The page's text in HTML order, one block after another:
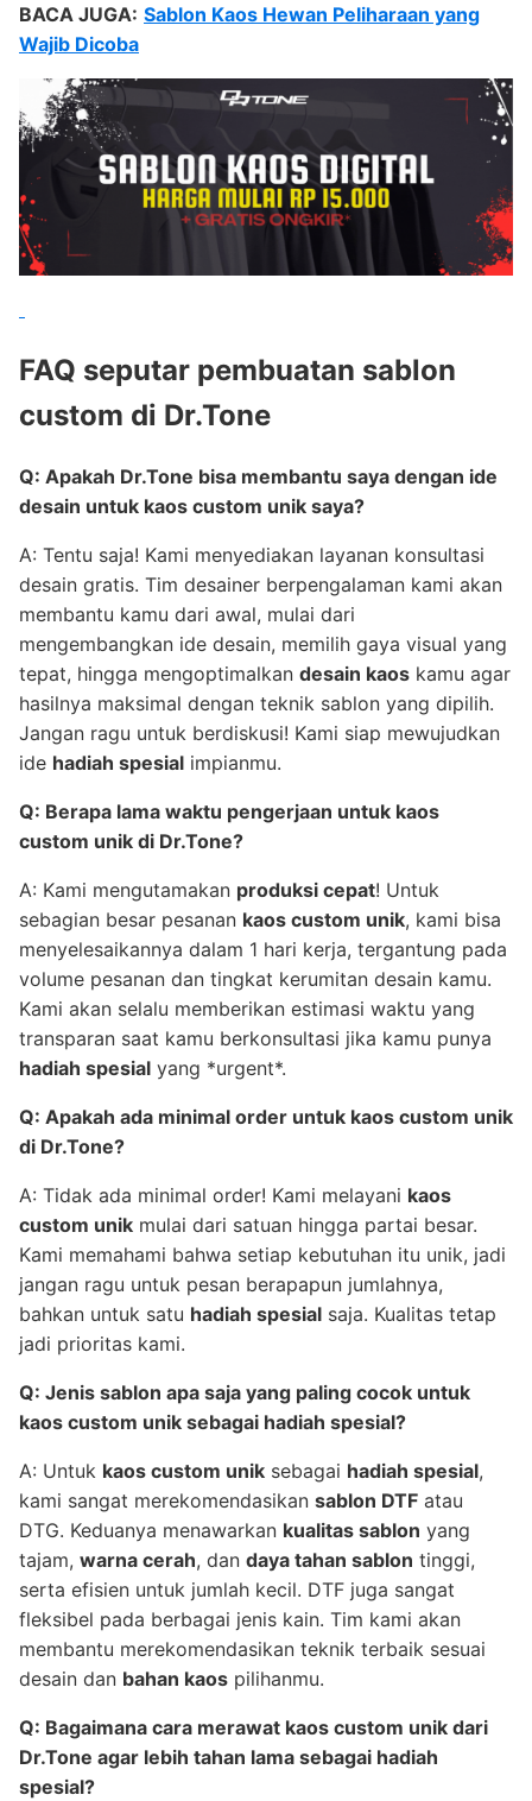
BACA JUGA: Sablon Kaos Hewan Peliharaan yang
Wajib Dicoba
FAQ seputar pembuatan sablon
custom di Dr.Tone
Q: Apakah Dr.Tone bisa membantu saya dengan ide
desain untuk kaos custom unik saya?
A: Tentu saja! Kami menyediakan layanan konsultasi
desain gratis. Tim desainer berpengalaman kami akan
membantu kamu dari awal, mulai dari
mengembangkan ide desain, memilih gaya visual yang
tepat, hingga mengoptimalkan desain kaos kamu agar
hasilnya maksimal dengan teknik sablon yang dipilih.
Jangan ragu untuk berdiskusi! Kami siap mewujudkan
ide hadiah spesial impianmu.
Q: Berapa lama waktu pengerjaan untuk kaos
custom unik di Dr.Tone?
A: Kami mengutamakan produksi cepat! Untuk
sebagian besar pesanan kaos custom unik, kami bisa
menyelesaikannya dalam 1 hari kerja, tergantung pada
volume pesanan dan tingkat kerumitan desain kamu.
Kami akan selalu memberikan estimasi waktu yang
transparan saat kamu berkonsultasi jika kamu punya
hadiah spesial yang *urgent*.
Q: Apakah ada minimal order untuk kaos custom unik
di Dr.Tone?
A: Tidak ada minimal order! Kami melayani kaos
custom unik mulai dari satuan hingga partai besar.
Kami memahami bahwa setiap kebutuhan itu unik, jadi
jangan ragu untuk pesan berapapun jumlahnya,
bahkan untuk satu hadiah spesial saja. Kualitas tetap
jadi prioritas kami.
Q: Jenis sablon apa saja yang paling cocok untuk
kaos custom unik sebagai hadiah spesial?
A: Untuk kaos custom unik sebagai hadiah spesial,
kami sangat merekomendasikan sablon DTF atau
DTG. Keduanya menawarkan kualitas sablon yang
tajam, warna cerah, dan daya tahan sablon tinggi,
serta efisien untuk jumlah kecil. DTF juga sangat
fleksibel pada berbagai jenis kain. Tim kami akan
membantu merekomendasikan teknik terbaik sesuai
desain dan bahan kaos pilihanmu.
Q: Bagaimana cara merawat kaos custom unik dari
Dr.Tone agar lebih tahan lama sebagai hadiah
spesial?